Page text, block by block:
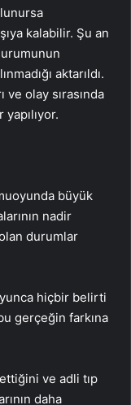
kalabilir. Şu an
aktarıldı.
ve olay sırasında
büyük
nadir
durumlar
hiçbir belirti
gerçeğin farkına
ve adli tıp
daha